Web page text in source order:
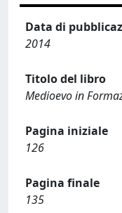
Data di
2014
Titolo del libro
Medioevo in
Pagina iniziale
126
Pagina finale
135